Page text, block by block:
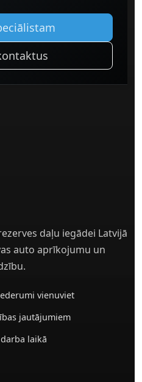
daļu iegādei Latvijā
auto aprīkojumu un
vienuviet
jautājumiem
laikā